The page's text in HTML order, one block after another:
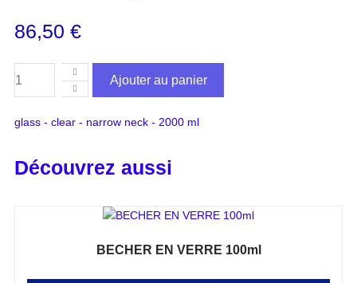
86,50 €
Ajouter au panier
glass - clear - narrow neck - 2000 ml
Découvrez aussi
BECHER EN VERRE 100ml